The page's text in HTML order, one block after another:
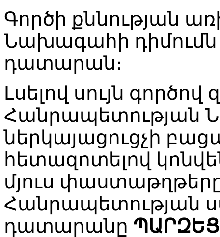
Գործի քննության
Նախագահի
դատարան։
Լսելով սույն
Հանրապետության
ներկայացուցչի
հետազոտելով
մյուս
Հանրապետության
դատարանը ՊԱՐԶԵՑ